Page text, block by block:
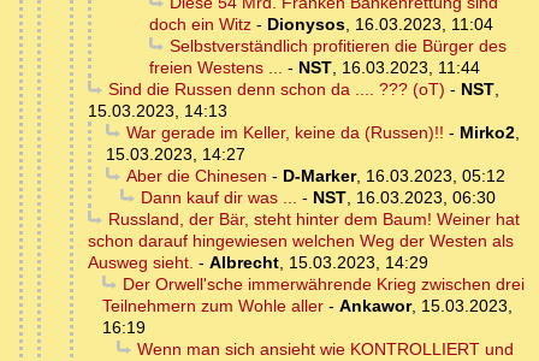
doch ein Witz - Dionysos, 16.03.2023, 11:04
Selbstverständlich profitieren die Bürger des
freien Westens ... - NST, 16.03.2023, 11:44
Sind die Russen denn schon da .... ??? (oT) - NST,
15.03.2023, 14:13
War gerade im Keller, keine da (Russen)!! - Mirko2,
15.03.2023, 14:27
Aber die Chinesen - D-Marker, 16.03.2023, 05:12
Dann kauf dir was ... - NST, 16.03.2023, 06:30
Russland, der Bär, steht hinter dem Baum! Weiner hat
schon darauf hingewiesen welchen Weg der Westen als
Ausweg sieht. - Albrecht, 15.03.2023, 14:29
Der Orwell'sche immerwährende Krieg zwischen drei
Teilnehmern zum Wohle aller - Ankawor, 15.03.2023,
16:19
Wenn man sich ansieht wie KONTROLLIERT und